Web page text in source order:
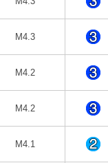
M4.3
M4.2
M4.2
M4.1